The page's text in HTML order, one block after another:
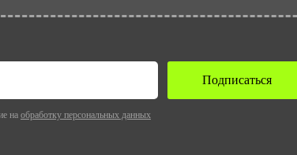
на обработку персональных данных
Подписаться